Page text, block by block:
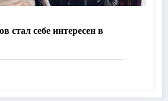
стал себе интересен в